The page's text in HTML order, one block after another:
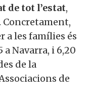
de tot l’estat,
Concretament,
a les famílies és
a Navarra, i 6,20
de la
de